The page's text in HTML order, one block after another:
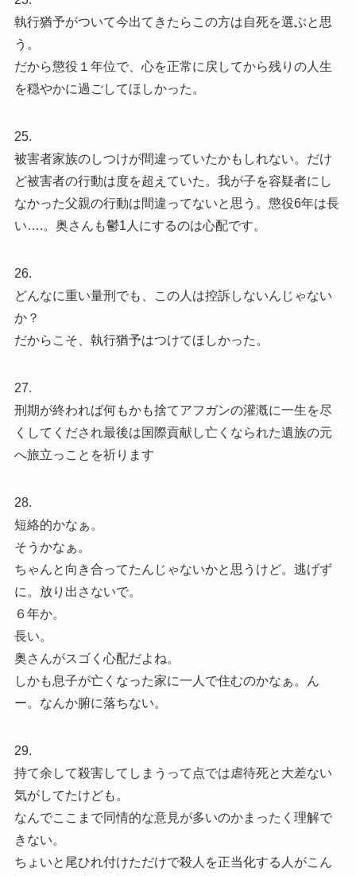
執行猶予がついて今出てきたらこの方は自死を選ぶと思
う。
だから懲役１年位で、心を正常に戻してから残りの人生
を穏やかに過ごしてほしかった。
25.
被害者家族のしつけが間違っていたかもしれない。だけ
ど被害者の行動は度を超えていた。我が子を容疑者にし
なかった父親の行動は間違ってないと思う。懲役6年は長
い….。奥さんも鬱1人にするのは心配です。
26.
どんなに重い量刑でも、この人は控訴しないんじゃない
か？
だからこそ、執行猶予はつけてほしかった。
27.
刑期が終われば何もかも捨てアフガンの灌漑に一生を尽
くしてくだされ最後は国際貢献し亡くなられた遺族の元
へ旅立っことを祈ります
28.
短絡的かなぁ。
そうかなぁ。
ちゃんと向き合ってたんじゃないかと思うけど。逃げず
に。放り出さないで。
６年か。
長い。
奥さんがスゴく心配だよね。
しかも息子が亡くなった家に一人で住むのかなぁ。ん
ー。なんか腑に落ちない。
29.
持て余して殺害してしまうって点では虐待死と大差ない
気がしてたけども。
なんでここまで同情的な意見が多いのかまったく理解で
きない。
ちょいと尾ひれ付けただけで殺人を正当化する人がこん